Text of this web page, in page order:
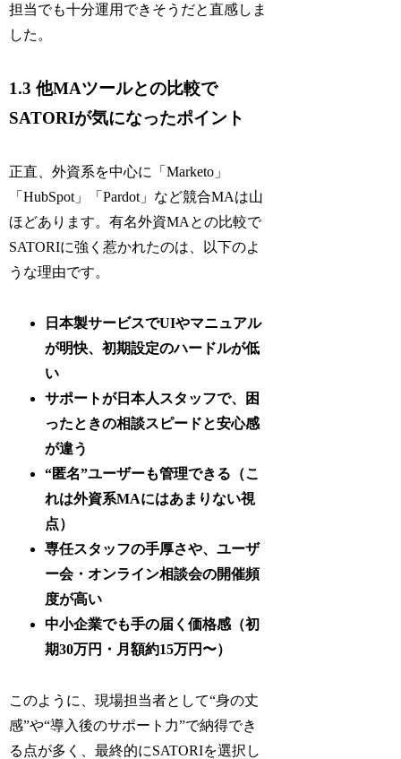
担当でも十分運用できそうだと直感しま
した。
1.3 他MAツールとの比較で
SATORIが気になったポイント
正直、外資系を中心に「Marketo」
「HubSpot」「Pardot」など競合MAは山
ほどあります。有名外資MAとの比較で
SATORIに強く惹かれたのは、以下のよ
うな理由です。
日本製サービスでUIやマニュアル
が明快、初期設定のハードルが低
い
サポートが日本人スタッフで、困
ったときの相談スピードと安心感
が違う
“匿名”ユーザーも管理できる（こ
れは外資系MAにはあまりない視
点）
専任スタッフの手厚さや、ユーザ
ー会・オンライン相談会の開催頻
度が高い
中小企業でも手の届く価格感（初
期30万円・月額約15万円〜）
このように、現場担当者として“身の丈
感”や“導入後のサポート力”で納得でき
る点が多く、最終的にSATORIを選択し